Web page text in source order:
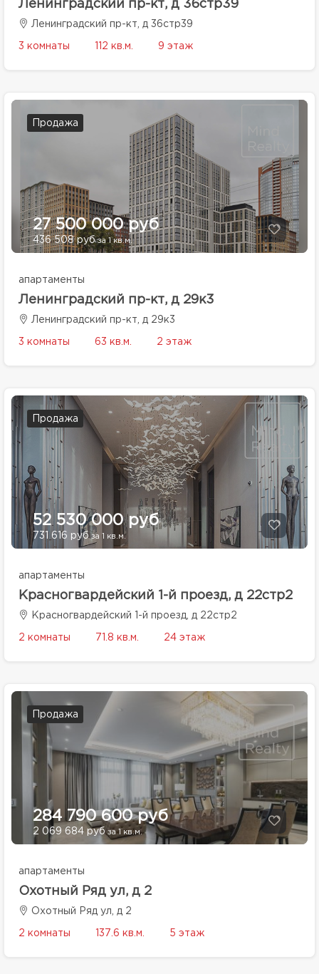
Ленинградский пр-кт, д 36стр39
Ленинградский пр-кт, д 36стр39
3 комнаты 112 кв.м. 9 этаж
Продажа
27 500 000 руб
436 508 рубза 1 кв.м.
апартаменты
Ленинградский пр-кт, д 29к3
Ленинградский пр-кт, д 29к3
3 комнаты 63 кв.м. 2 этаж
Продажа
52 530 000 руб
731 616 рубза 1 кв.м.
апартаменты
Красногвардейский 1-й проезд, д 22стр2
Красногвардейский 1-й проезд, д 22стр2
2 комнаты 71.8 кв.м. 24 этаж
Продажа
284 790 600 руб
2 069 684 рубза 1 кв.м.
апартаменты
Охотный Ряд ул, д 2
Охотный Ряд ул, д 2
2 комнаты 137.6 кв.м. 5 этаж